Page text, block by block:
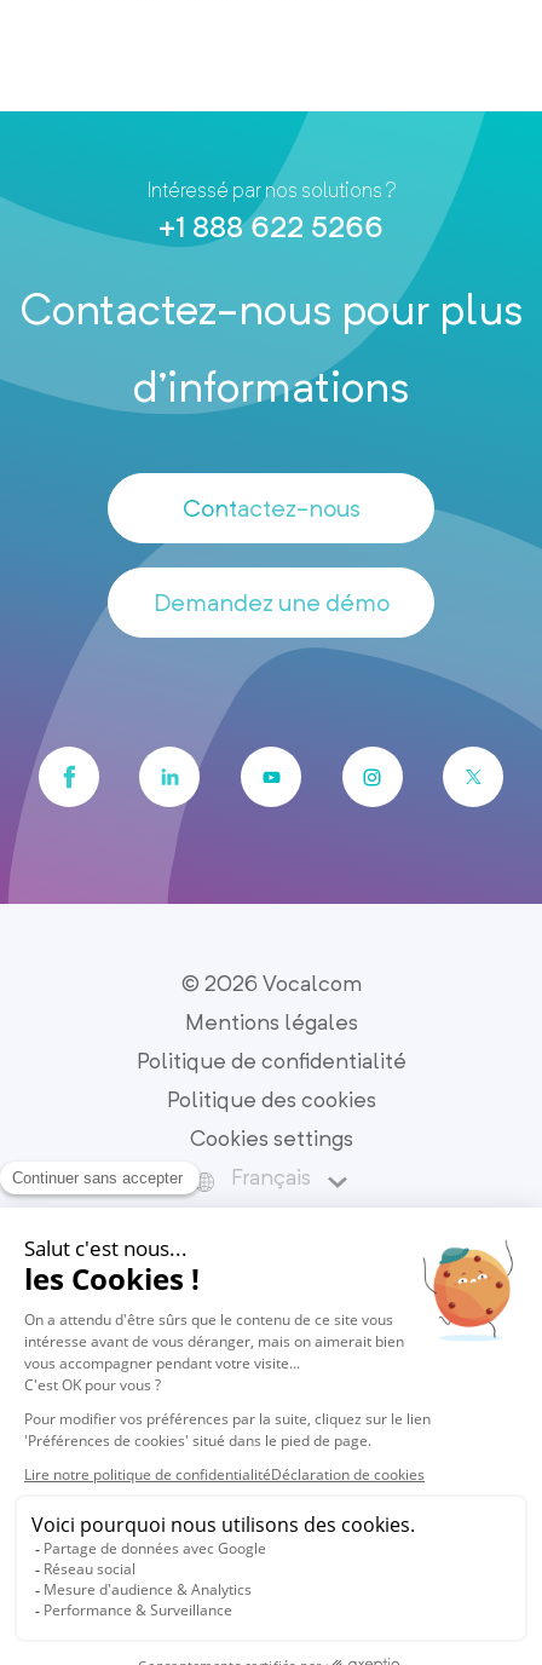
Intéressé par nos solutions ?
+1 888 622 5266
Contactez-nous pour plus
d’informations
Contactez-nous
Demandez une démo
© 2026 Vocalcom
Mentions légales
Politique de confidentialité
Politique des cookies
Cookies settings
Français